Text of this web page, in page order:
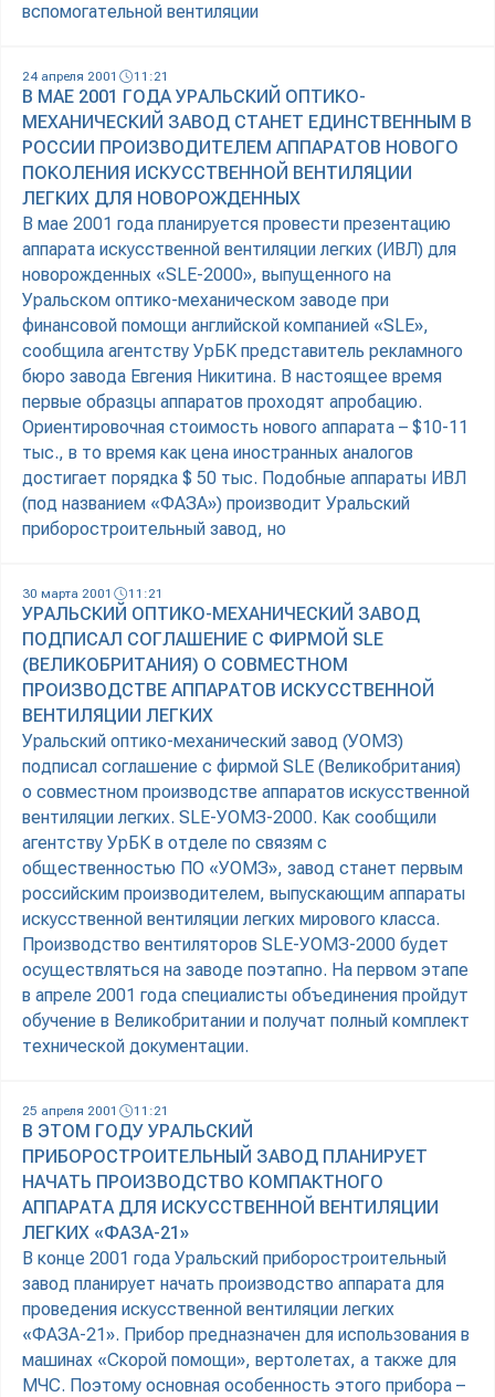
вспомогательной вентиляции
24 апреля 2001 11:21
В МАЕ 2001 ГОДА УРАЛЬСКИЙ ОПТИКО-
МЕХАНИЧЕСКИЙ ЗАВОД СТАНЕТ ЕДИНСТВЕННЫМ В
РОССИИ ПРОИЗВОДИТЕЛЕМ АППАРАТОВ НОВОГО
ПОКОЛЕНИЯ ИСКУССТВЕННОЙ ВЕНТИЛЯЦИИ
ЛЕГКИХ ДЛЯ НОВОРОЖДЕННЫХ
В мае 2001 года планируется провести презентацию
аппарата искусственной вентиляции легких (ИВЛ) для
новорожденных «SLE-2000», выпущенного на
Уральском оптико-механическом заводе при
финансовой помощи английской компанией «SLE»,
сообщила агентству УрБК представитель рекламного
бюро завода Евгения Никитина. В настоящее время
первые образцы аппаратов проходят апробацию.
Ориентировочная стоимость нового аппарата – $10-11
тыс., в то время как цена иностранных аналогов
достигает порядка $ 50 тыс. Подобные аппараты ИВЛ
(под названием «ФАЗА») производит Уральский
приборостроительный завод, но
30 марта 2001 11:21
УРАЛЬСКИЙ ОПТИКО-МЕХАНИЧЕСКИЙ ЗАВОД
ПОДПИСАЛ СОГЛАШЕНИЕ С ФИРМОЙ SLE
(ВЕЛИКОБРИТАНИЯ) О СОВМЕСТНОМ
ПРОИЗВОДСТВЕ АППАРАТОВ ИСКУССТВЕННОЙ
ВЕНТИЛЯЦИИ ЛЕГКИХ
Уральский оптико-механический завод (УОМЗ)
подписал соглашение с фирмой SLE (Великобритания)
о совместном производстве аппаратов искусственной
вентиляции легких. SLE-УОМЗ-2000. Как сообщили
агентству УрБК в отделе по связям с
общественностью ПО «УОМЗ», завод станет первым
российским производителем, выпускающим аппараты
искусственной вентиляции легких мирового класса.
Производство вентиляторов SLE-УОМЗ-2000 будет
осуществляться на заводе поэтапно. На первом этапе
в апреле 2001 года специалисты объединения пройдут
обучение в Великобритании и получат полный комплект
технической документации.
25 апреля 2001 11:21
В ЭТОМ ГОДУ УРАЛЬСКИЙ
ПРИБОРОСТРОИТЕЛЬНЫЙ ЗАВОД ПЛАНИРУЕТ
НАЧАТЬ ПРОИЗВОДСТВО КОМПАКТНОГО
АППАРАТА ДЛЯ ИСКУССТВЕННОЙ ВЕНТИЛЯЦИИ
ЛЕГКИХ «ФАЗА-21»
В конце 2001 года Уральский приборостроительный
завод планирует начать производство аппарата для
проведения искусственной вентиляции легких
«ФАЗА-21». Прибор предназначен для использования в
машинах «Скорой помощи», вертолетах, а также для
МЧС. Поэтому основная особенность этого прибора –